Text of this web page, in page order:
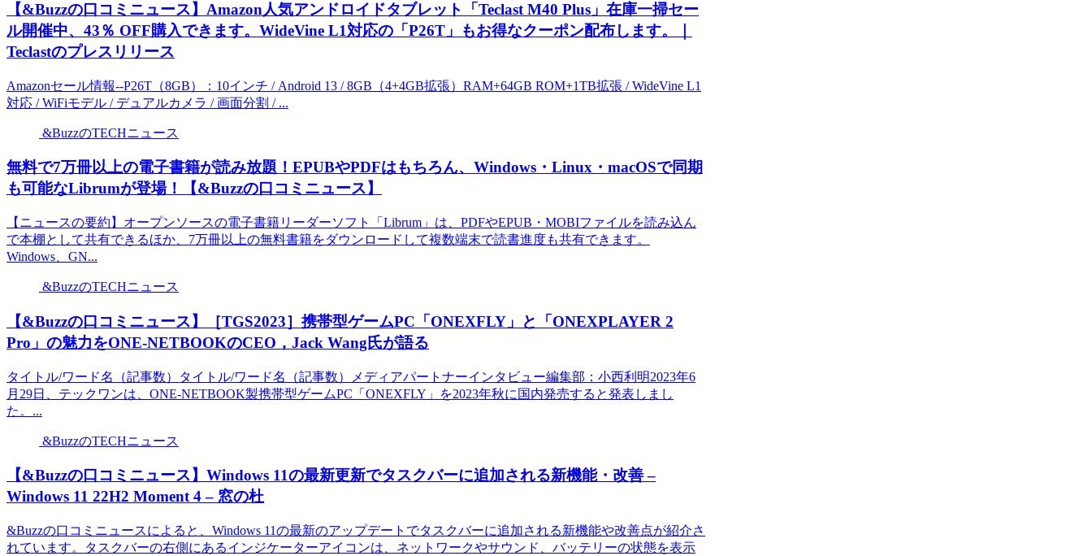
【&Buzzの口コミニュース】Amazon人気アンドロイドタブレット「Teclast M40 Plus」在庫一掃セー
ル開催中、43％ OFF購入できます。WideVine L1対応の「P26T」もお得なクーポン配布します。｜
Teclastのプレスリリース
Amazonセール情報--P26T（8GB）：10インチ / Android 13 / 8GB（4+4GB拡張）RAM+64GB ROM+1TB拡張 / WideVine L1
対応 / WiFiモデル / デュアルカメラ / 画面分割 / ...
&BuzzのTECHニュース
無料で7万冊以上の電子書籍が読み放題！EPUBやPDFはもちろん、Windows・Linux・macOSで同期
も可能なLibrumが登場！【&Buzzの口コミニュース】
【ニュースの要約】オープンソースの電子書籍リーダーソフト「Librum」は、PDFやEPUB・MOBIファイルを読み込ん
で本棚として共有できるほか、7万冊以上の無料書籍をダウンロードして複数端末で読書進度も共有できます。
Windows、GN...
&BuzzのTECHニュース
【&Buzzの口コミニュース】［TGS2023］携帯型ゲームPC「ONEXFLY」と「ONEXPLAYER 2
Pro」の魅力をONE-NETBOOKのCEO，Jack Wang氏が語る
タイトル/ワード名（記事数）タイトル/ワード名（記事数）メディアパートナーインタビュー編集部：小西利明2023年6
月29日、テックワンは、ONE-NETBOOK製携帯型ゲームPC「ONEXFLY」を2023年秋に国内発売すると発表しまし
た。...
&BuzzのTECHニュース
【&Buzzの口コミニュース】Windows 11の最新更新でタスクバーに追加される新機能・改善 –
Windows 11 22H2 Moment 4 – 窓の杜
&Buzzの口コミニュースによると、Windows 11の最新のアップデートでタスクバーに追加される新機能や改善点が紹介さ
れています。タスクバーの右側にあるインジケーターアイコンは、ネットワークやサウンド、バッテリーの状態を表示